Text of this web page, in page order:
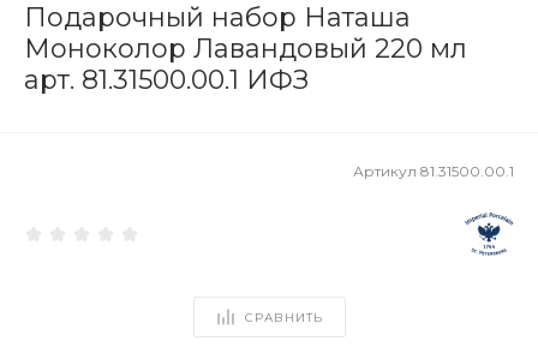
Подарочный набор Наташа
Моноколор Лавандовый 220 мл
арт. 81.31500.00.1 ИФЗ
Артикул 81.31500.00.1
СРАВНИТЬ